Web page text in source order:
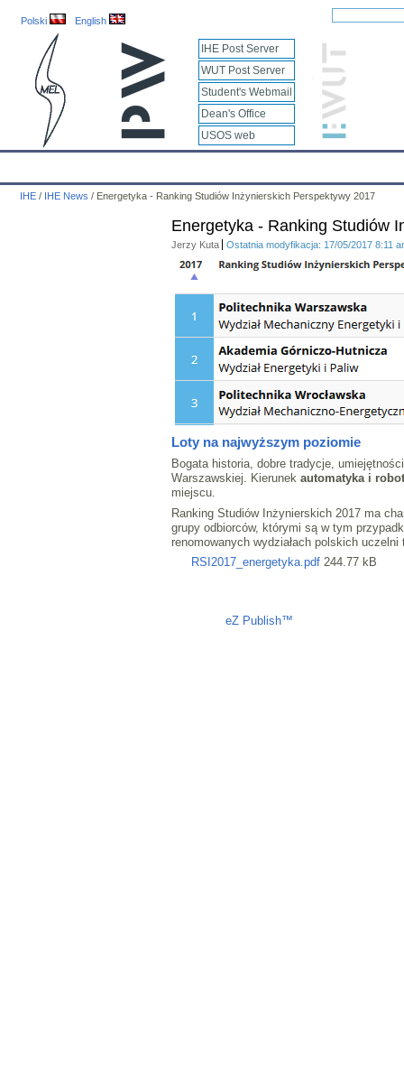
Polski English
IHE Post Server
WUT Post Server
Student's Webmail
Dean's Office
USOS web
IHE / IHE News / Energetyka - Ranking Studiów Inżynierskich Perspektywy 2017
Energetyka - Ranking Studiów
Jerzy Kuta Ostatnia modyfikacja: 17/05/2017 8:11
Loty na najwyższym poziomie
Bogata historia, dobre tradycje,
Warszawskiej. Kierunek automatyka i
miejscu.
Ranking Studiów Inżynierskich 2017 ma
grupy odbiorców, którymi są w tym
renomowanych wydziałach polskich
RSI2017_energetyka.pdf244.77 kB
eZ Publish™